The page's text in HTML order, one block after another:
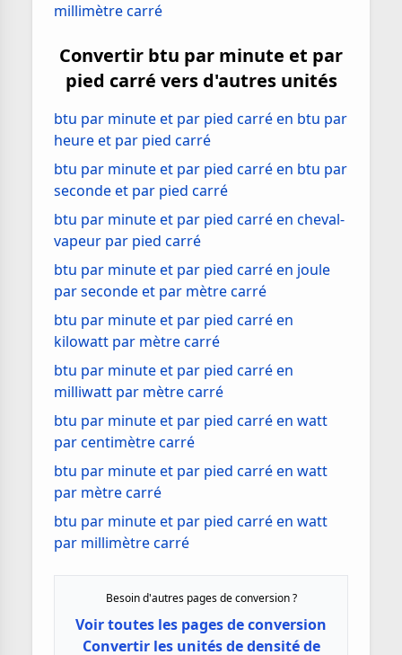
millimètre carré
Convertir btu par minute et par
pied carré vers d'autres unités
btu par minute et par pied carré en btu par
heure et par pied carré
btu par minute et par pied carré en btu par
seconde et par pied carré
btu par minute et par pied carré en cheval-
vapeur par pied carré
btu par minute et par pied carré en joule
par seconde et par mètre carré
btu par minute et par pied carré en
kilowatt par mètre carré
btu par minute et par pied carré en
milliwatt par mètre carré
btu par minute et par pied carré en watt
par centimètre carré
btu par minute et par pied carré en watt
par mètre carré
btu par minute et par pied carré en watt
par millimètre carré
Besoin d'autres pages de conversion ?
Voir toutes les pages de conversion
Convertir les unités de densité de